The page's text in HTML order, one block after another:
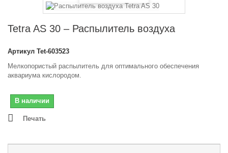
Tetra AS 30 – Распылитель воздуха
Артикул Tet-603523
Мелкопористый распылитель для оптимального обеспечения
аквариума кислородом.
В наличии
Печать